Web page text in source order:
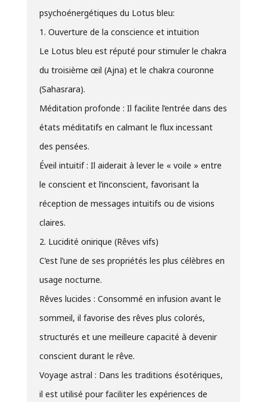
psychoénergétiques du Lotus bleu:
1. Ouverture de la conscience et intuition
Le Lotus bleu est réputé pour stimuler le chakra
du troisième œil (Ajna) et le chakra couronne
(Sahasrara).
Méditation profonde : Il facilite l’entrée dans des
états méditatifs en calmant le flux incessant
des pensées.
Éveil intuitif : Il aiderait à lever le « voile » entre
le conscient et l’inconscient, favorisant la
réception de messages intuitifs ou de visions
claires.
2. Lucidité onirique (Rêves vifs)
C’est l’une de ses propriétés les plus célèbres en
usage nocturne.
Rêves lucides : Consommé en infusion avant le
sommeil, il favorise des rêves plus colorés,
structurés et une meilleure capacité à devenir
conscient durant le rêve.
Voyage astral : Dans les traditions ésotériques,
il est utilisé pour faciliter les expériences de